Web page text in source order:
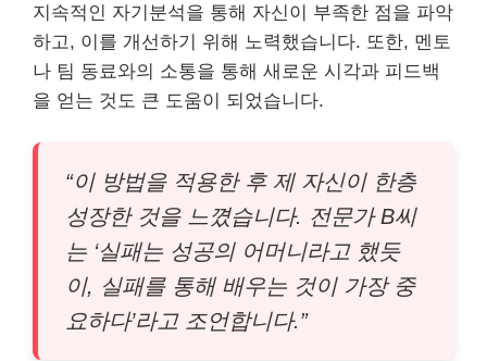
지속적인 자기분석을 통해 자신이 부족한 점을 파악
하고, 이를 개선하기 위해 노력했습니다. 또한, 멘토
나 팀 동료와의 소통을 통해 새로운 시각과 피드백
을 얻는 것도 큰 도움이 되었습니다.
“이 방법을 적용한 후 제 자신이 한층
성장한 것을 느꼈습니다. 전문가 B씨
는 ‘실패는 성공의 어머니라고 했듯
이, 실패를 통해 배우는 것이 가장 중
요하다’라고 조언합니다.”